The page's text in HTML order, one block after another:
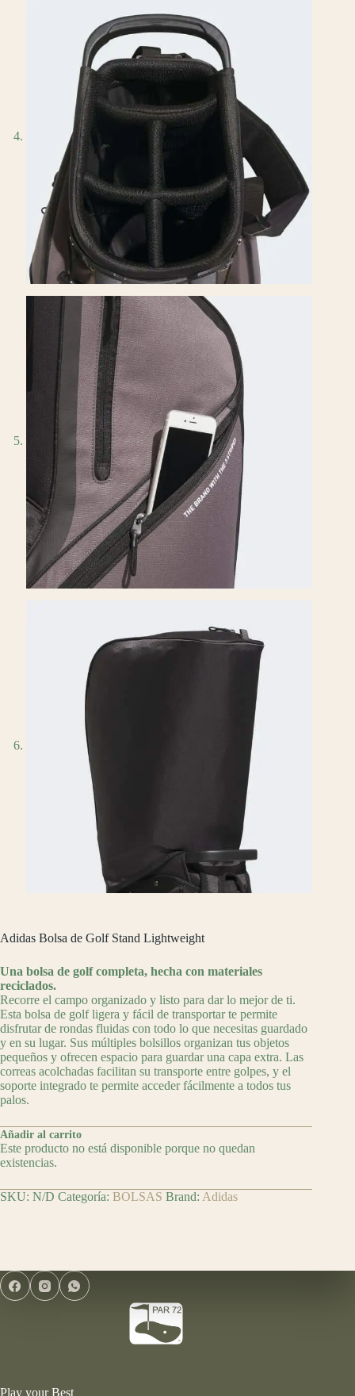
Adidas Bolsa de Golf Stand Lightweight
Una bolsa de golf completa, hecha con materiales
reciclados.
Recorre el campo organizado y listo para dar lo mejor de ti.
Esta bolsa de golf ligera y fácil de transportar te permite
disfrutar de rondas fluidas con todo lo que necesitas guardado
y en su lugar. Sus múltiples bolsillos organizan tus objetos
pequeños y ofrecen espacio para guardar una capa extra. Las
correas acolchadas facilitan su transporte entre golpes, y el
soporte integrado te permite acceder fácilmente a todos tus
palos.
Añadir al carrito
Este producto no está disponible porque no quedan
existencias.
SKU: N/D Categoría: BOLSAS Brand: Adidas
Play your Best